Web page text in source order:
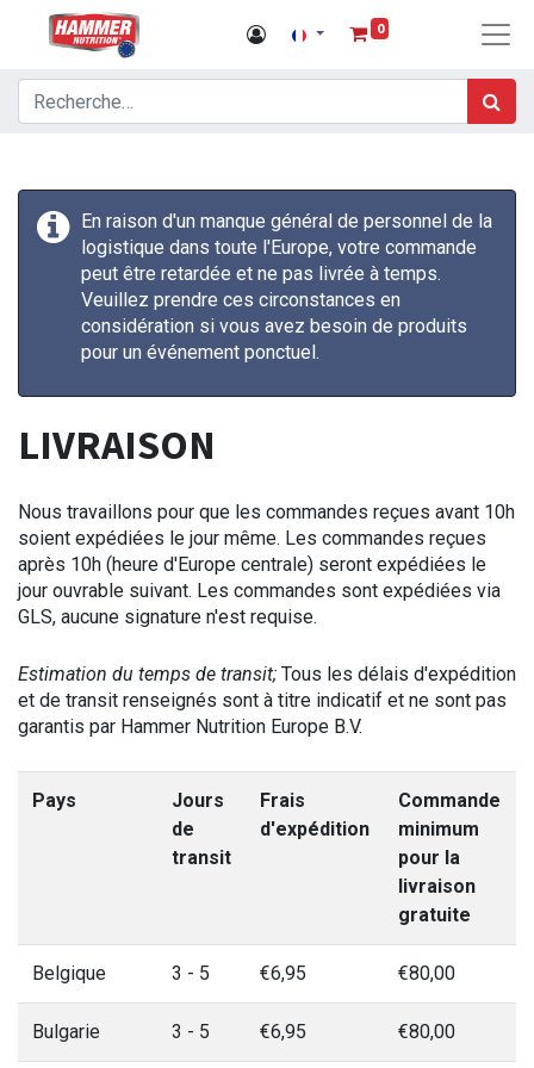
0
En raison d'un manque général de personnel de la
logistique dans toute l'Europe, votre commande
peut être retardée et ne pas livrée à temps.
Veuillez prendre ces circonstances en
considération si vous avez besoin de produits
pour un événement ponctuel.
LIVRAISON
Nous travaillons pour que les commandes reçues avant 10h
soient expédiées le jour même. Les commandes reçues
après 10h (heure d'Europe centrale) seront expédiées le
jour ouvrable suivant. Les commandes sont expédiées via
GLS, aucune signature n'est requise.
Estimation du temps de transit; Tous les délais d'expédition
et de transit renseignés sont à titre indicatif et ne sont pas
garantis par Hammer Nutrition Europe B.V.
Pays
Jours
de
transit
Frais
d'expédition
Commande
minimum
pour la
livraison
gratuite
Belgique 3 - 5 €6,95 €80,00
Bulgarie 3 - 5 €6,95 €80,00